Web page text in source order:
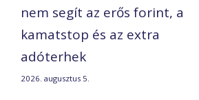
nem segít az erős forint, a
kamatstop és az extra
adóterhek
2026. augusztus 5.